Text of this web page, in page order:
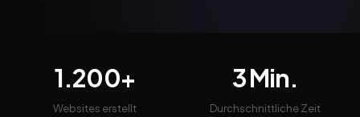
1.200+
Websites erstellt
3 Min.
Durchschnittliche Zeit